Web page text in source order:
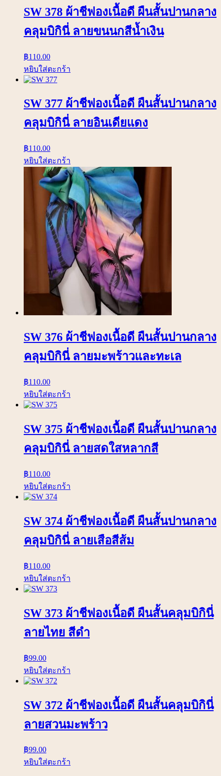
SW 378 ผ้าชีฟองเนื้อดี ผืนสั้นปานกลาง
คลุมบิกินี่ ลายขนนกสีน้ำเงิน
฿110.00
หยิบใส่ตะกร้า
SW 377 ผ้าชีฟองเนื้อดี ผืนสั้นปานกลาง
คลุมบิกินี่ ลายอินเดียแดง
฿110.00
หยิบใส่ตะกร้า
SW 376 ผ้าชีฟองเนื้อดี ผืนสั้นปานกลาง
คลุมบิกินี่ ลายมะพร้าวและทะเล
฿110.00
หยิบใส่ตะกร้า
SW 375 ผ้าชีฟองเนื้อดี ผืนสั้นปานกลาง
คลุมบิกินี่ ลายสดใสหลากสี
฿110.00
หยิบใส่ตะกร้า
SW 374 ผ้าชีฟองเนื้อดี ผืนสั้นปานกลาง
คลุมบิกินี่ ลายเสือสีส้ม
฿110.00
หยิบใส่ตะกร้า
SW 373 ผ้าชีฟองเนื้อดี ผืนสั้นคลุมบิกินี่
ลายไทย สีดำ
฿99.00
หยิบใส่ตะกร้า
SW 372 ผ้าชีฟองเนื้อดี ผืนสั้นคลุมบิกินี่
ลายสวนมะพร้าว
฿99.00
หยิบใส่ตะกร้า